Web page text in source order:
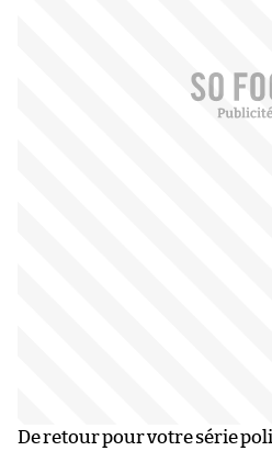
De retour pour votre série